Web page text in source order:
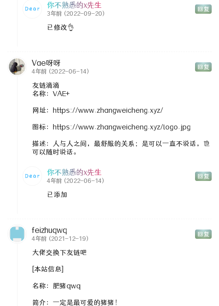
你不熟悉的x先生
3年前 (2022-09-20)
回复
已修改👌
Vae呀呀
4年前 (2022-06-14)
回复
友链滴滴
名称：VAE+
网址：https://www.zhangweicheng.xyz/
图标：https://www.zhangweicheng.xyz/logo.jpg
描述：人与人之间，最舒服的关系；是可以一直不说话，也
可以随时说话。
你不熟悉的x先生
4年前 (2022-06-14)
回复
已添加
feizhuqwq
4年前 (2021-12-19)
回复
大佬交换下友链吧
[本站信息]
名称：肥猪qwq
简介：一定是最可爱的猪猪！